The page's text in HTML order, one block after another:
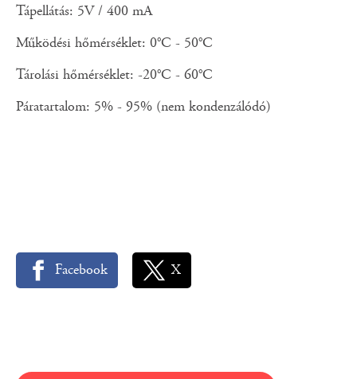
Tápellátás: 5V / 400 mA
Működési hőmérséklet: 0°C - 50°C
Tárolási hőmérséklet: -20°C - 60°C
Páratartalom: 5% - 95% (nem kondenzálódó)
Facebook X